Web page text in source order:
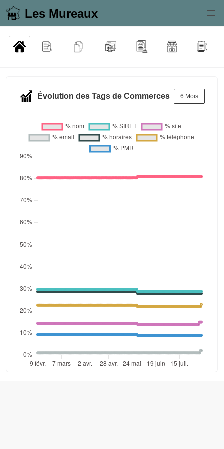
Les Mureaux
Évolution des Tags de Commerces 6 Mois